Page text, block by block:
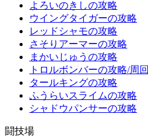
よろいのきしの攻略
ウイングタイガーの攻略
レッドシャモの攻略
さそりアーマーの攻略
まかいじゅうの攻略
トロルボンバーの攻略/周回
タールキングの攻略
ふうらいスライムの攻略
シャドウパンサーの攻略
闘技場